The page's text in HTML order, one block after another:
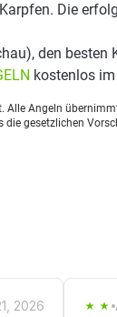
Die
den besten
kostenlos
Alle Angeln
gesetzlichen
2026